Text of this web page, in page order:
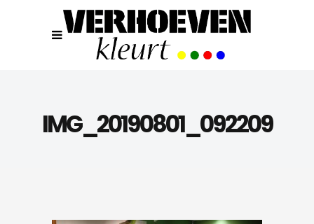
IMG_20190801_092209